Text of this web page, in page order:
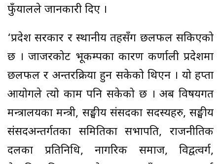
फुँयालले जानकारी दिए ।
‘प्रदेश सरकार र स्थानीय तहसँग छलफल सकिएको
छ । जाजरकोट भूकम्पका कारण कर्णाली प्रदेशमा
छलफल र अन्तरक्रिया हुन सकेको थिएन । यो हप्ता
आयोगले त्यो काम पनि सकेको छ । अब विषयगत
मन्त्रालयका मन्त्री, सङ्घीय संसदका सदस्यहरु, सङ्घीय
संसदअन्तर्गतका समितिका सभापति, राजनीतिक
दलका प्रतिनिधि, नागरिक समाज, विद्वत्वर्ग,